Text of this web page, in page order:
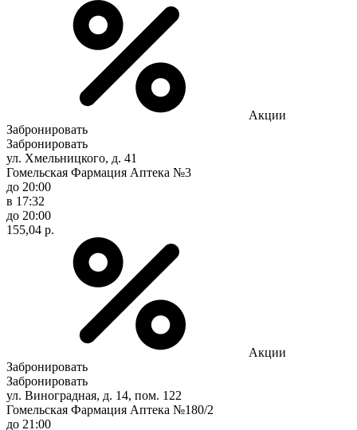
Акции
Забронировать
Забронировать
ул. Хмельницкого, д. 41
Гомельская Фармация Аптека №3
до 20:00
в 17:32
до 20:00
155,04 р.
Акции
Забронировать
Забронировать
ул. Виноградная, д. 14, пом. 122
Гомельская Фармация Аптека №180/2
до 21:00